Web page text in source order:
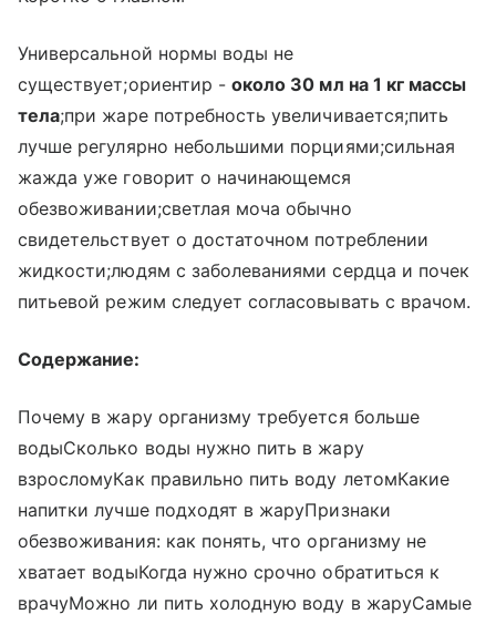
Универсальной нормы воды не
существует;ориентир -около 30 мл на 1 кг массы
тела;при жаре потребность увеличивается;пить
лучше регулярно небольшими порциями;сильная
жажда уже говорит о начинающемся
обезвоживании;светлая моча обычно
свидетельствует о достаточном потреблении
жидкости;людям с заболеваниями сердца и почек
питьевой режим следует согласовывать с врачом.
Содержание:
Почему в жару организму требуется больше
водыСколько воды нужно пить в жару
взросломуКак правильно пить воду летомКакие
напитки лучше подходят в жаруПризнаки
обезвоживания: как понять, что организму не
хватает водыКогда нужно срочно обратиться к
врачуМожно ли пить холодную воду в жаруСамые